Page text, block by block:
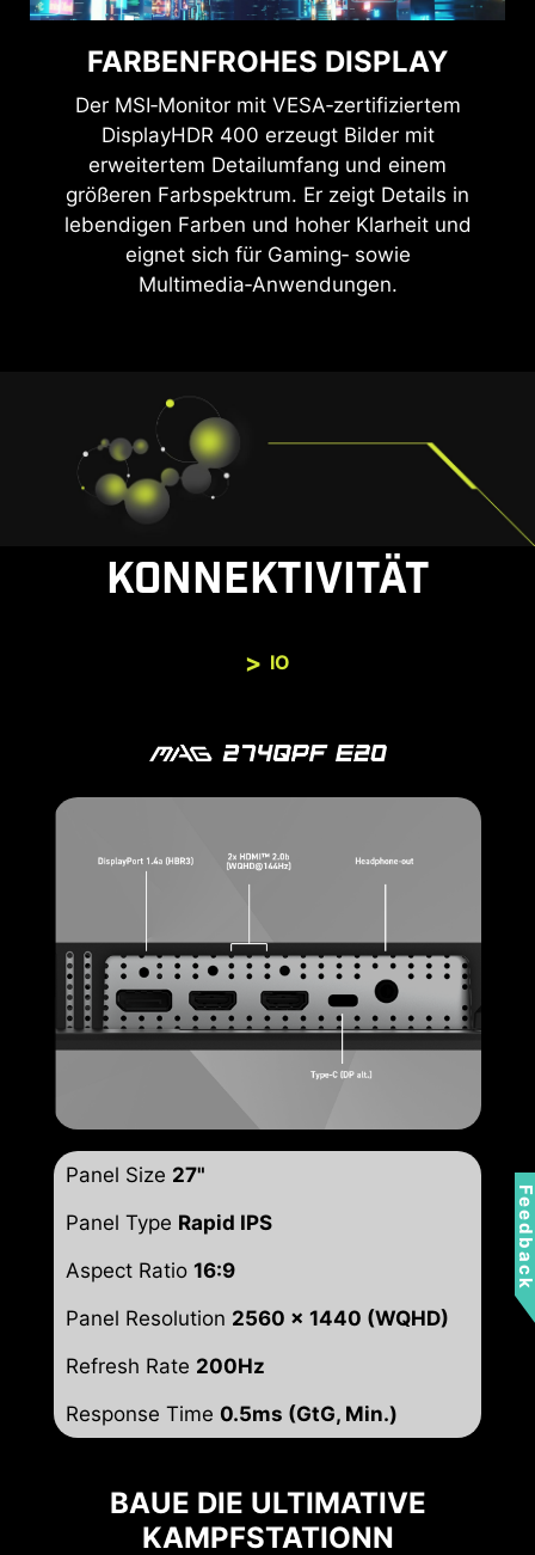
FARBENFROHES DISPLAY
Der MSI‑Monitor mit VESA‑zertifiziertem
DisplayHDR 400 erzeugt Bilder mit
erweitertem Detailumfang und einem
größeren Farbspektrum. Er zeigt Details in
lebendigen Farben und hoher Klarheit und
eignet sich für Gaming‑ sowie
Multimedia‑Anwendungen.
KONNEKTIVITÄT
IO
Panel Size 27"
Panel Type Rapid IPS
Aspect Ratio 16:9
Panel Resolution 2560 x 1440 (WQHD)
Refresh Rate 200Hz
Response Time 0.5ms (GtG, Min.)
BAUE DIE ULTIMATIVE
KAMPFSTATIONN